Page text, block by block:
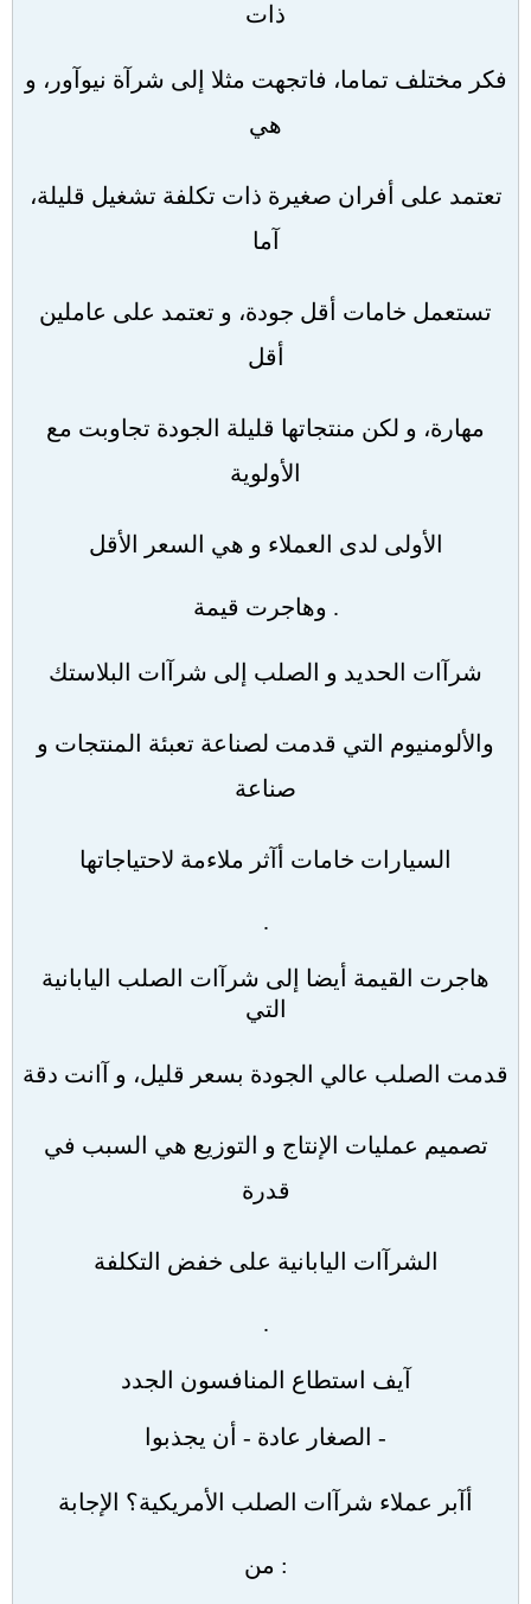
ذات
فكر مختلف تماما، فاتجهت مثلا إلى شرآة نيوآور، و
هي
تعتمد على أفران صغيرة ذات تكلفة تشغيل قليلة،
آما
تستعمل خامات أقل جودة، و تعتمد على عاملين
أقل
مهارة، و لكن منتجاتها قليلة الجودة تجاوبت مع
الأولوية
الأولى لدى العملاء و هي السعر الأقل
. وهاجرت قيمة
شرآات الحديد و الصلب إلى شرآات البلاستك
والألومنيوم التي قدمت لصناعة تعبئة المنتجات و
صناعة
السيارات خامات أآثر ملاءمة لاحتياجاتها
.
هاجرت القيمة أيضا إلى شرآات الصلب اليابانية
التي
قدمت الصلب عالي الجودة بسعر قليل، و آانت دقة
تصميم عمليات الإنتاج و التوزيع هي السبب في
قدرة
الشرآات اليابانية على خفض التكلفة
.
آيف استطاع المنافسون الجدد
- الصغار عادة - أن يجذبوا
أآبر عملاء شرآات الصلب الأمريكية؟ الإجابة
: من